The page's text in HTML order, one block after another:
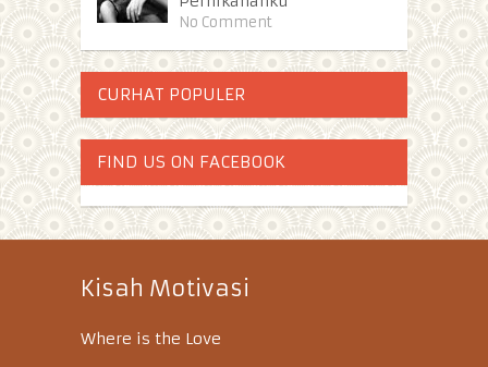
No Comment
CURHAT POPULER
FIND US ON FACEBOOK
Kisah Motivasi
Where is the Love